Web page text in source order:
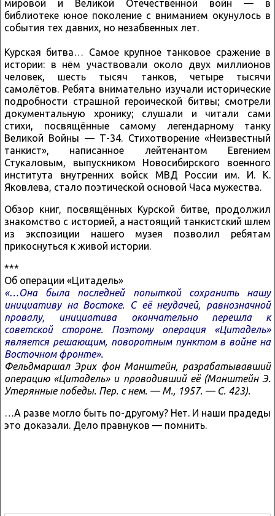
мировой и Великой Отечественной войн — в
библиотеке юное поколение с вниманием окунулось в
события тех давних, но незабвенных лет.
Курская битва… Самое крупное танковое сражение в
истории: в нём участвовали около двух миллионов
человек, шесть тысяч танков, четыре тысячи
самолётов. Ребята внимательно изучали исторические
подробности страшной героической битвы; смотрели
документальную хронику; слушали и читали сами
стихи, посвящённые самому легендарному танку
Великой Войны — Т-34. Стихотворение «Неизвестный
танкист», написанное лейтенантом Евгением
Стукаловым, выпускником Новосибирского военного
института внутренних войск МВД России им. И. К.
Яковлева, стало поэтической основой Часа мужества.
Обзор книг, посвящённых Курской битве, продолжил
знакомство с историей, а настоящий танкистский шлем
из экспозиции нашего музея позволил ребятам
прикоснуться к живой истории.
***
Об операции «Цитадель»
«…Она была последней попыткой сохранить нашу
инициативу на Востоке. С её неудачей, равнозначной
провалу, инициатива окончательно перешла к
советской стороне. Поэтому операция «Цитадель»
является решающим, поворотным пунктом в войне на
Восточном фронте».
Фельдмаршал Эрих фон Манштейн, разрабатывавший
операцию «Цитадель» и проводивший её (Манштейн Э.
Утерянные победы. Пер. с нем. — М., 1957. — С. 423).
…А разве могло быть по-другому? Нет. И наши прадеды
это доказали. Дело правнуков — помнить.